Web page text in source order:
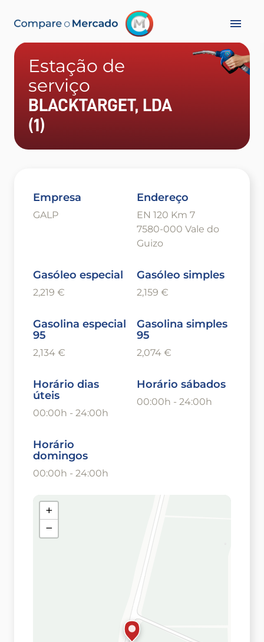
Estação de
serviço
BLACKTARGET, LDA
(1)
Empresa
GALP
Endereço
EN 120 Km 7
7580-000 Vale do
Guizo
Gasóleo especial
2,219 €
Gasóleo simples
2,159 €
Gasolina especial
95
2,134 €
Gasolina simples
95
2,074 €
Horário dias
úteis
00:00h - 24:00h
Horário sábados
00:00h - 24:00h
Horário
domingos
00:00h - 24:00h
+
−